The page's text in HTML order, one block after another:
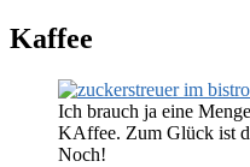
Kaffee
Ich brauch ja eine
KAffee. Zum Glück ist
Noch!